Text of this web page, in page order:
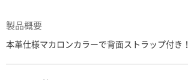
製品概要
本革仕様マカロンカラーで背面ストラップ付き！